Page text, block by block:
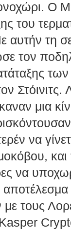
Ο
του
αυτήν τη
τον
Στόινιτς.
μια
να
και
να
τους